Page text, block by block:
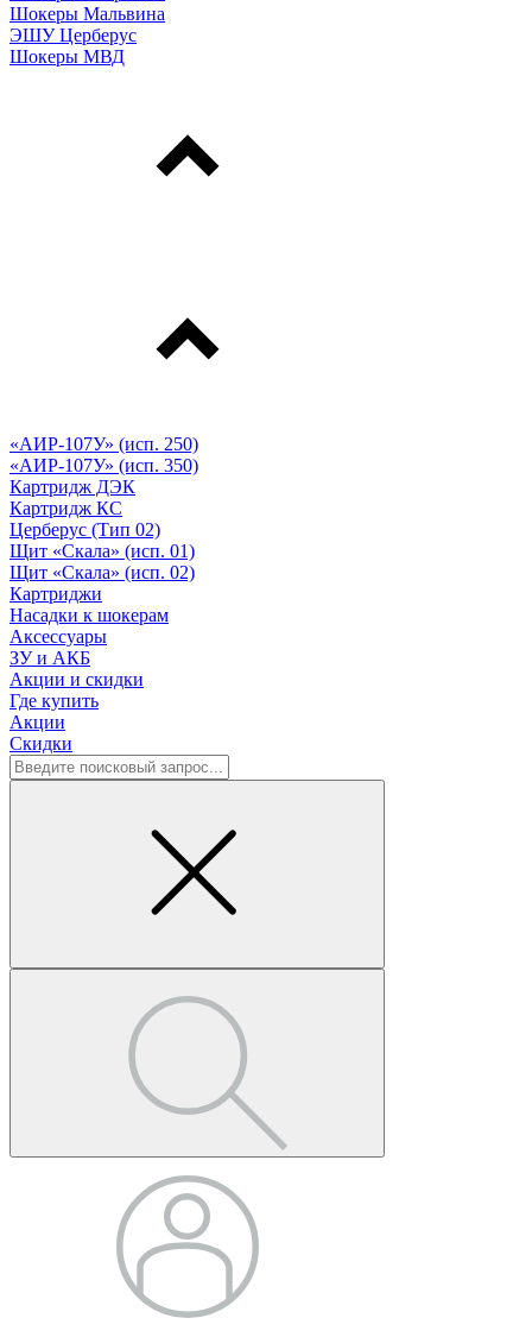
Шокеры Мальвина
ЭШУ Церберус
Шокеры МВД
«АИР-107У» (исп. 250)
«АИР-107У» (исп. 350)
Картридж ДЭК
Картридж КС
Церберус (Тип 02)
Щит «Скала» (исп. 01)
Щит «Скала» (исп. 02)
Картриджи
Насадки к шокерам
Аксессуары
ЗУ и АКБ
Акции и скидки
Где купить
Акции
Скидки